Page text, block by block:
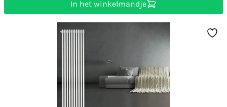
In het winkelmandje